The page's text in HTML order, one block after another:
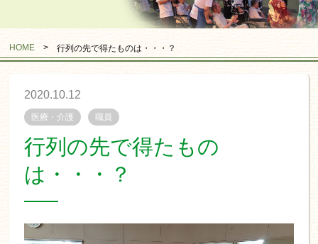
HOME >行列の先で得たものは・・・？
2020.10.12
医療・介護 職員
行列の先で得たもの
は・・・？